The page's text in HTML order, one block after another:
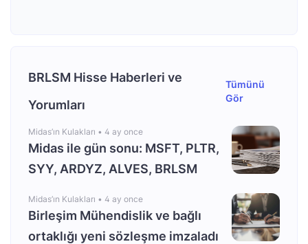
BRLSM Hisse Haberleri ve
Yorumları
Tümünü
Gör
Midas’ın Kulakları • 4 ay once
Midas ile gün sonu: MSFT, PLTR,
SYY, ARDYZ, ALVES, BRLSM
Midas’ın Kulakları • 4 ay once
Birleşim Mühendislik ve bağlı
ortaklığı yeni sözleşme imzaladı